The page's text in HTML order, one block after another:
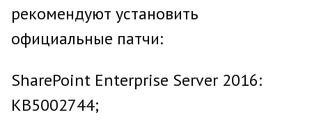
рекомендуют установить
официальные патчи:
SharePoint Enterprise Server 2016:
KB5002744;